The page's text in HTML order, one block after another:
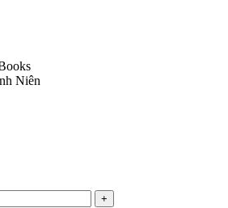
Niên